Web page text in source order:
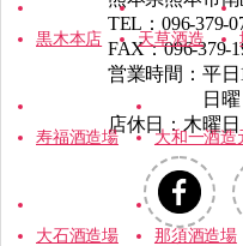
黒木本店 天草酒造
寿福酒造場 大和一酒造
大石酒造場 那須酒造場
TEL：096-379-
FAX：096-379-
営業時間：平日
日曜・祝
店休日：木曜日